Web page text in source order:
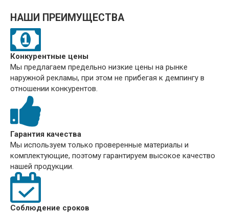
НАШИ ПРЕИМУЩЕСТВА
Конкурентные цены
Мы предлагаем предельно низкие цены на рынке
наружной рекламы, при этом не прибегая к демпингу в
отношении конкурентов.
Гарантия качества
Мы используем только проверенные материалы и
комплектующие, поэтому гарантируем высокое качество
нашей продукции.
Соблюдение сроков